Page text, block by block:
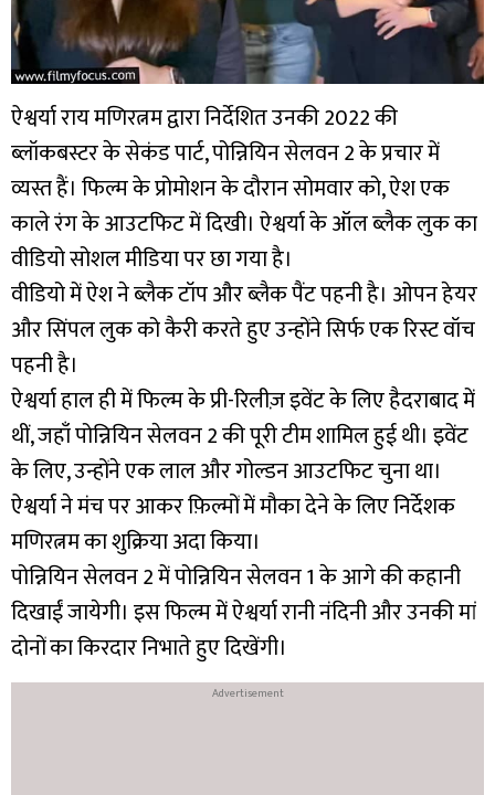
ऐश्वर्या राय मणिरत्नम द्वारा निर्देशित उनकी 2022 की
ब्लॉकबस्टर के सेकंड पार्ट, पोन्नियिन सेलवन 2 के प्रचार में
व्यस्त हैं। फिल्म के प्रोमोशन के दौरान सोमवार को, ऐश एक
काले रंग के आउटफिट में दिखी। ऐश्वर्या के ऑल ब्लैक लुक का
वीडियो सोशल मीडिया पर छा गया है।
वीडियो में ऐश ने ब्लैक टॉप और ब्लैक पैंट पहनी है। ओपन हेयर
और सिंपल लुक को कैरी करते हुए उन्होंने सिर्फ एक रिस्ट वॉच
पहनी है।
ऐश्वर्या हाल ही में फिल्म के प्री-रिलीज़ इवेंट के लिए हैदराबाद में
थीं, जहाँ पोन्नियिन सेलवन 2 की पूरी टीम शामिल हुई थी। इवेंट
के लिए, उन्होंने एक लाल और गोल्डन आउटफिट चुना था।
ऐश्वर्या ने मंच पर आकर फ़िल्मों में मौका देने के लिए निर्देशक
मणिरत्नम का शुक्रिया अदा किया।
पोन्नियिन सेलवन 2 में पोन्नियिन सेलवन 1 के आगे की कहानी
दिखाईं जायेगी। इस फिल्म में ऐश्वर्या रानी नंदिनी और उनकी मां
दोनों का किरदार निभाते हुए दिखेंगी।